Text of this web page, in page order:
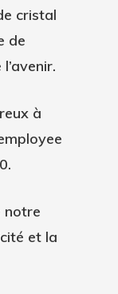
cristal
de
à
notre
et la